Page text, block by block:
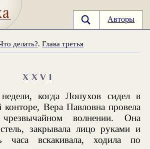
Авторы
делать?.Глава третья
XXVI
когда Лопухов сидел в
конторе, Вера Павловна провела
волнении. Она
закрывала лицо руками и
часа вскакивала, ходила по